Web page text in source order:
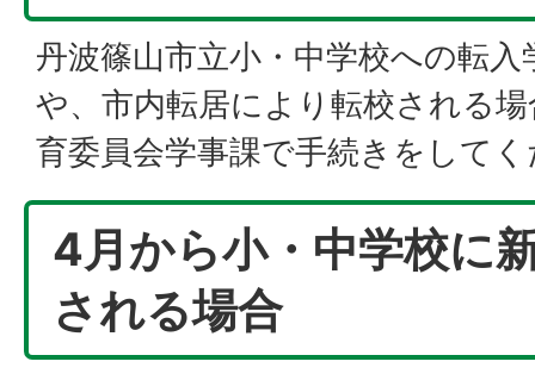
丹波篠山市立小・中学校への転
や、市内転居により転校される
育委員会学事課で手続きをして
4月から小・中学校に
される場合